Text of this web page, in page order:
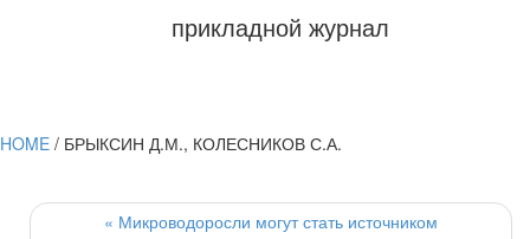
прикладной журнал
HOME / БРЫКСИН Д.М., КОЛЕСНИКОВ С.А.
Post
navigation
« Микроводоросли могут стать источником